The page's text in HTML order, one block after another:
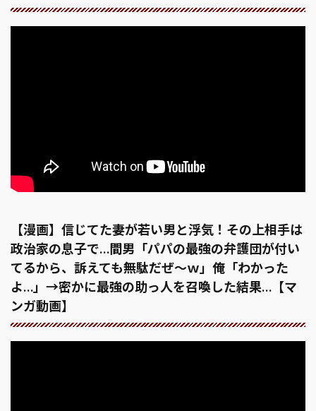
【漫画】信じてた妻が若い男と浮気！その上相手は
政治家の息子で…間男「パパの最強の弁護団が付い
てるから、訴えても無駄だぜ〜ｗ」俺「わかった
よ…」→密かに最強の助っ人を召喚した結果…【マ
ンガ動画】